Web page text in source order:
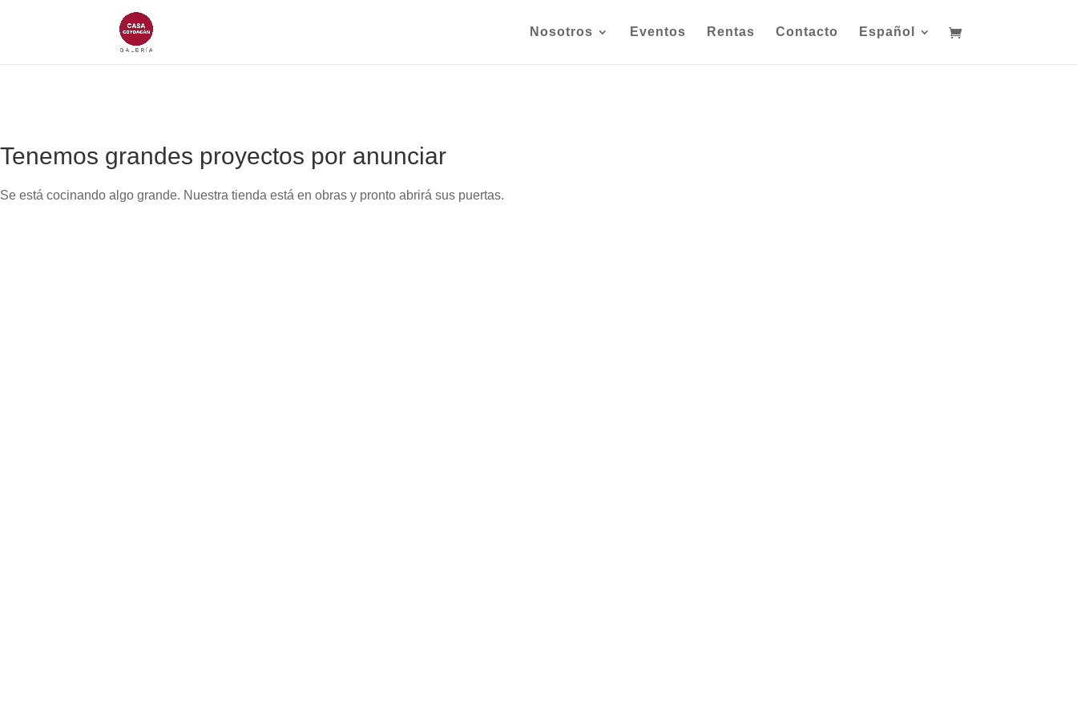
Nosotros Eventos Rentas Contacto Español
Tenemos grandes proyectos por anunciar
Se está cocinando algo grande. Nuestra tienda está en obras y pronto abrirá sus puertas.